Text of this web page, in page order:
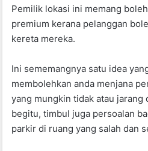
Pemilik lokasi ini memang
premium kerana pelanggan
kereta mereka.
Ini sememangnya satu idea
membolehkan anda menjana
yang mungkin tidak atau jarang
begitu, timbul juga persoalan
parkir di ruang yang salah dan